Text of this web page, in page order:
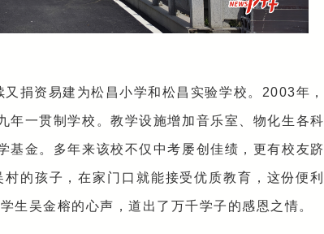
捐资易建为松昌小学和松昌实验学校。2003年，
年一贯制学校。教学设施增加音乐室、物化生各科
基金。多年来该校不仅中考屡创佳绩，更有校友跻
的孩子，在家门口就能接受优质教育，这份便利
生吴金榕的心声，道出了万千学子的感恩之情。